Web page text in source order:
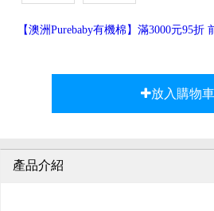
【澳洲Purebaby有機棉】滿3000元95折
放入購物車
產品介紹